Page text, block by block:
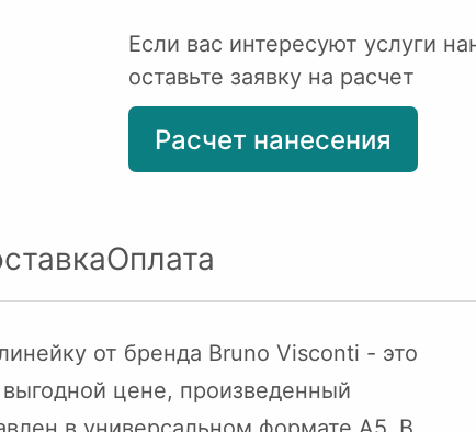
Если вас интересуют услуги
оставьте заявку на расчет
Расчет нанесения
Оплата
от бренда Bruno Visconti - это
цене, произведенный